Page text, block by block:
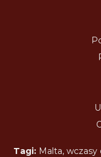
Tagi: Malta,wczasy